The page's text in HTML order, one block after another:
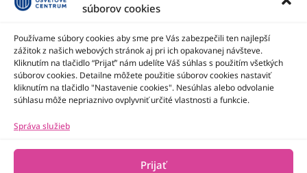
súborov cookies
Používame súbory cookies aby sme pre Vás zabezpečili ten najlepší
zážitok z našich webových stránok aj pri ich opakovanej návšteve.
Kliknutím na tlačidlo “Prijať” nám udelíte Váš súhlas s použitím všetkých
súborov cookies. Detailne môžete použitie súborov cookies nastaviť
kliknutím na tlačidlo "Nastavenie cookies". Nesúhlas alebo odvolanie
súhlasu môže nepriaznivo ovplyvniť určité vlastnosti a funkcie.
Správa služieb
Prijať
Národné osvetové centrum je štátna príspevková organizácia
Ministerstva kultúry SR